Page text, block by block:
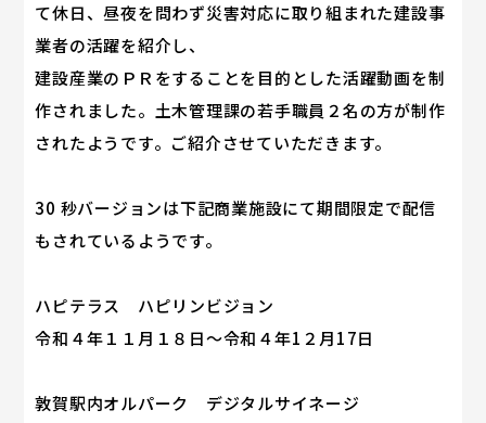
て休日、昼夜を問わず災害対応に取り組まれた建設事
業者の活躍を紹介し、
建設産業のＰＲをすることを目的とした活躍動画を制
作されました。土木管理課の若手職員２名の方が制作
されたようです。ご紹介させていただきます。
30 秒バージョンは下記商業施設にて期間限定で配信
もされているようです。
ハピテラス ハピリンビジョン
令和４年１１月１８日～令和４年1２月17日
敦賀駅内オルパーク デジタルサイネージ